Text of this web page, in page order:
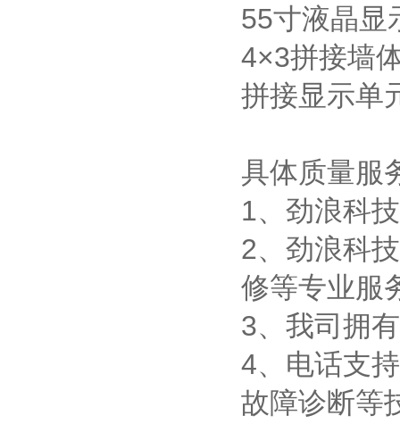
55寸液晶显
4×3拼接墙
拼接显示单
具体质量服
1、劲浪科
2、劲浪科
修等专业服
3、我司拥
4、电话支
故障诊断等